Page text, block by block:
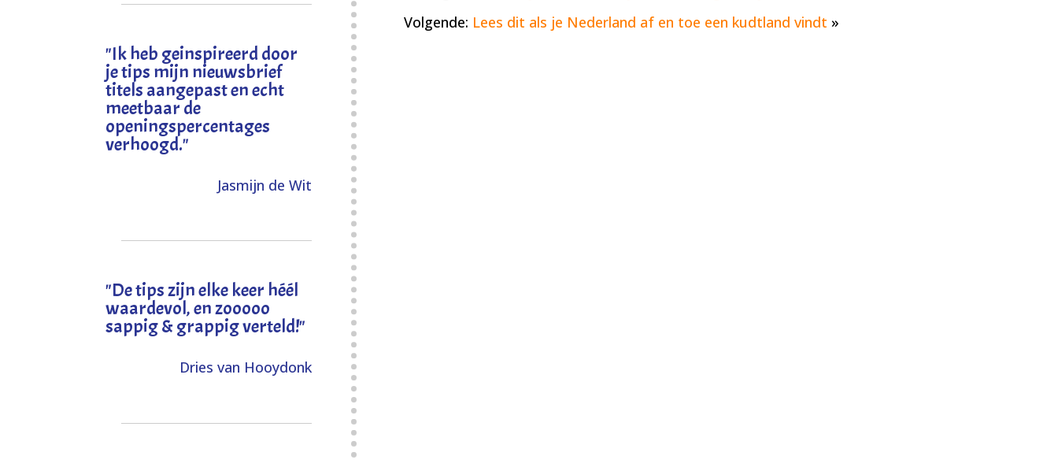
"Ik heb geinspireerd door
je tips mijn nieuwsbrief
titels aangepast en echt
meetbaar de
openingspercentages
verhoogd."
Jasmijn de Wit
"De tips zijn elke keer héél
waardevol, en zooooo
sappig & grappig verteld!"
Dries van Hooydonk
Volgende: Lees dit als je Nederland af en toe een kudtland vindt »